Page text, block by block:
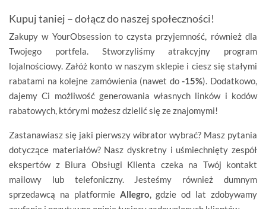
Kupuj taniej – dołącz do naszej społeczności!
Zakupy w YourObsession to czysta przyjemność, również dla
Twojego portfela. Stworzyliśmy atrakcyjny program
lojalnościowy. Załóż konto w naszym sklepie i ciesz się stałymi
rabatami na kolejne zamówienia (nawet do-15%). Dodatkowo,
dajemy Ci możliwość generowania własnych linków i kodów
rabatowych, którymi możesz dzielić się ze znajomymi!
Zastanawiasz się jaki pierwszy wibrator wybrać? Masz pytania
dotyczące materiałów? Nasz dyskretny i uśmiechnięty zespół
ekspertów z Biura Obsługi Klienta czeka na Twój kontakt
mailowy lub telefoniczny. Jesteśmy również dumnym
sprzedawcą na platformie Allegro, gdzie od lat zdobywamy